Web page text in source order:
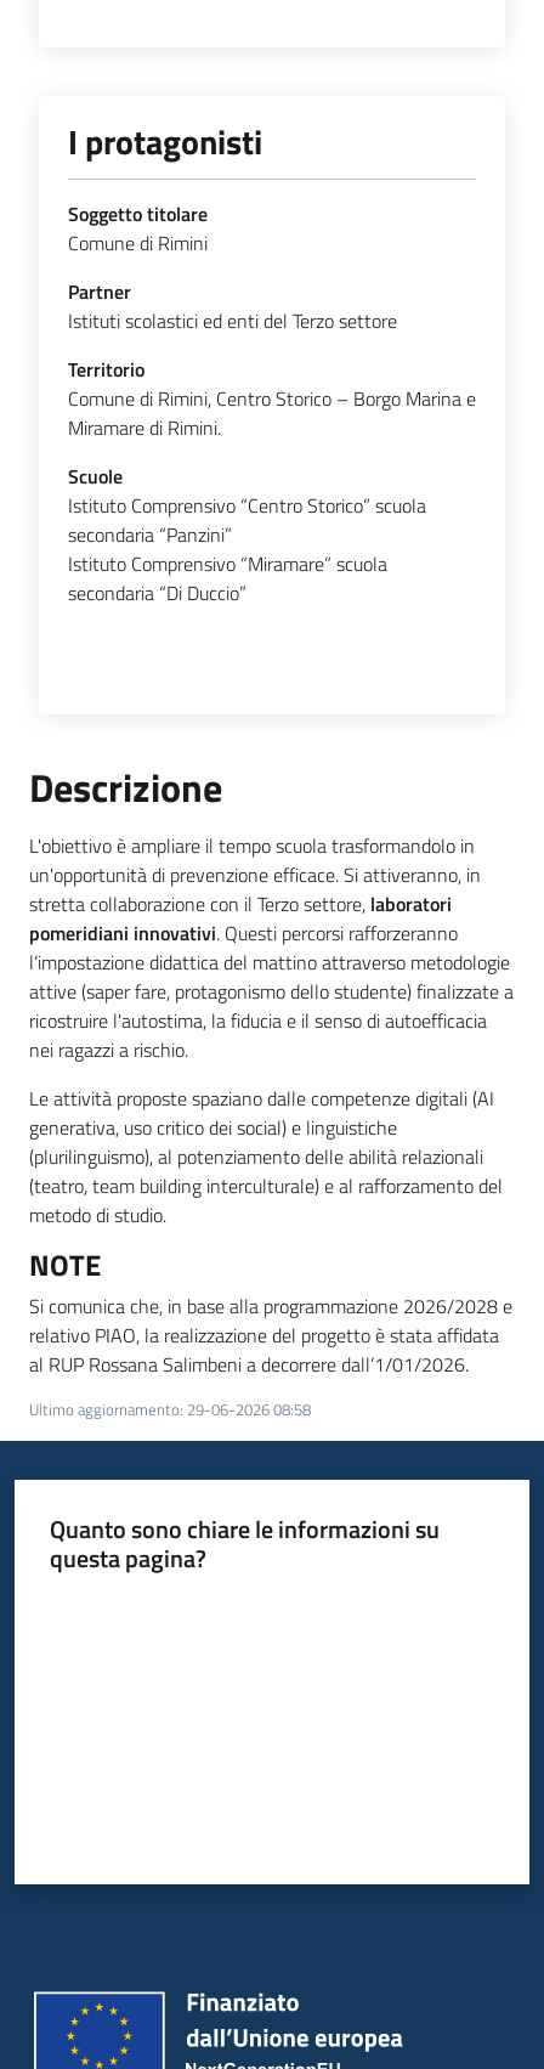
I protagonisti
Soggetto titolare
Comune di Rimini
Partner
Istituti scolastici ed enti del Terzo settore
Territorio
Comune di Rimini, Centro Storico – Borgo Marina e
Miramare di Rimini.
Scuole
Istituto Comprensivo “Centro Storico” scuola
secondaria “Panzini”
Istituto Comprensivo “Miramare” scuola
secondaria “Di Duccio”
Descrizione
L'obiettivo è ampliare il tempo scuola trasformandolo in
un'opportunità di prevenzione efficace. Si attiveranno, in
stretta collaborazione con il Terzo settore, laboratori
pomeridiani innovativi. Questi percorsi rafforzeranno
l’impostazione didattica del mattino attraverso metodologie
attive (saper fare, protagonismo dello studente) finalizzate a
ricostruire l'autostima, la fiducia e il senso di autoefficacia
nei ragazzi a rischio.
Le attività proposte spaziano dalle competenze digitali (AI
generativa, uso critico dei social) e linguistiche
(plurilinguismo), al potenziamento delle abilità relazionali
(teatro, team building interculturale) e al rafforzamento del
metodo di studio.
NOTE
Si comunica che, in base alla programmazione 2026/2028 e
relativo PIAO, la realizzazione del progetto è stata affidata
al RUP Rossana Salimbeni a decorrere dall’1/01/2026.
Ultimo aggiornamento: 29-06-2026 08:58
Quanto sono chiare le informazioni su
questa pagina?